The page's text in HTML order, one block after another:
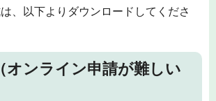
、以下よりダウンロードしてくださ
オンライン申請が難しい